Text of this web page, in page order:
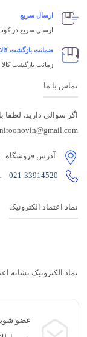
ارسال سریع
ارسال سریع در
ضمانت بازگشت کالا
زمانت بازگشت کالا تا 7
تماس با ما
اگر سوالی دارید، لطفا
آدرس فروشگاه :
021-33914520
نماد اعتماد الکترونیک
نماد الکترونیک نشانه
عضو